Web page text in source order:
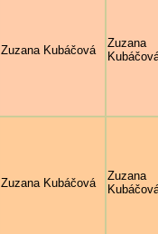
Zuzana Kubáčová
Zuzana
Zuzana Kubáčová
Zuzana